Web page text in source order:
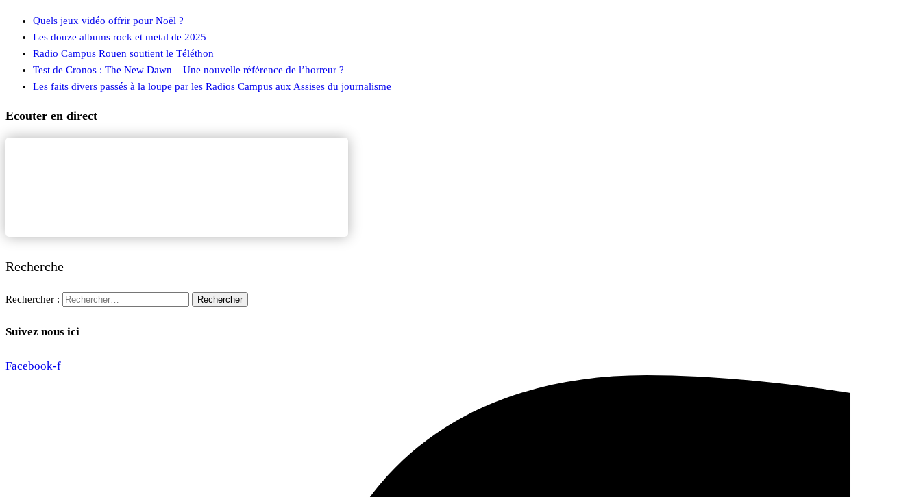
Quels jeux vidéo offrir pour Noël ?
Les douze albums rock et metal de 2025
Radio Campus Rouen soutient le Téléthon
Test de Cronos : The New Dawn – Une nouvelle référence de l’horreur ?
Les faits divers passés à la loupe par les Radios Campus aux Assises du journalisme
Ecouter en direct
Recherche
Rechercher :
Suivez nous ici
Facebook-f